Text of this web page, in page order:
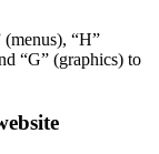
(menus), “H”
“G” (graphics) to